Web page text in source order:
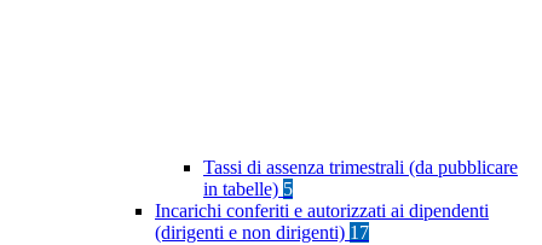
Tassi di assenza trimestrali (da pubblicare
in tabelle) 5
Incarichi conferiti e autorizzati ai dipendenti
(dirigenti e non dirigenti) 17